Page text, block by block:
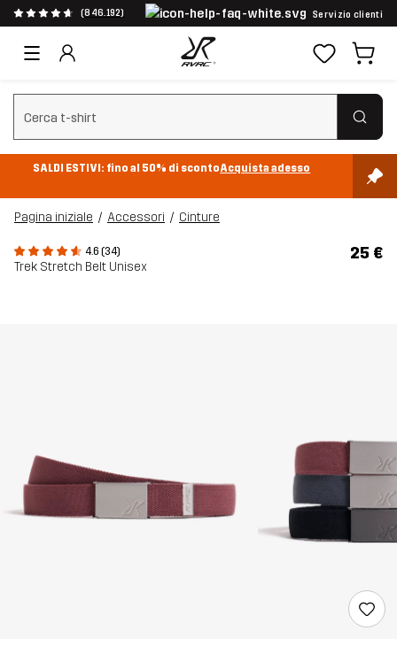
(846.192) Servizio clienti
Cancella ricerca
SALDI ESTIVI: fino al 50% di scontoAcquista adesso
Pagina iniziale Accessori Cinture
4.6 (34)
Trek Stretch Belt Unisex
25 €